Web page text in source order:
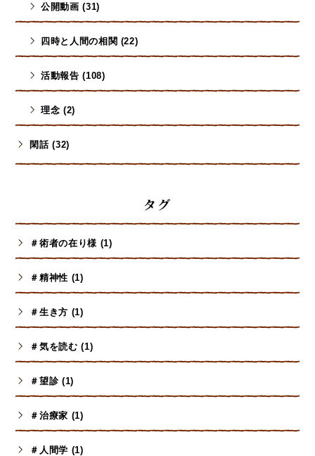
公開動画 (31)
四時と人間の相関 (22)
活動報告 (108)
理念 (2)
閑話 (32)
タグ
＃術者の在り様 (1)
＃精神性 (1)
＃生き方 (1)
＃気を読む (1)
＃望診 (1)
＃治療家 (1)
＃人間学 (1)